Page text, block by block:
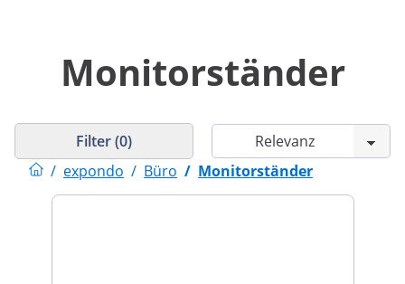
Monitorständer
/ expondo / Büro / Monitorständer
Filter (0)